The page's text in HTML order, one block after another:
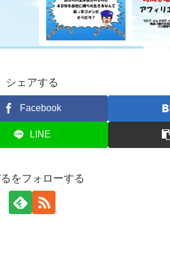
シェアする
Facebook
LINE
をフォローする